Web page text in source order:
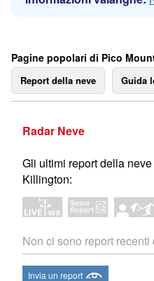
Pagine popolari di Pico
Report della neve Guida
Radar Neve
Gli ultimi report della
Killington:
Non ci sono report recenti
Invia un report